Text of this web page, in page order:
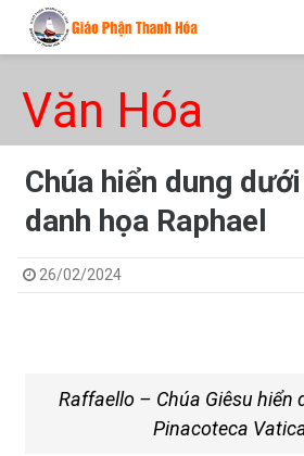
Văn Hóa
Chúa hiển dung
danh họa Raphael
26/02/2024
Raffaello – Chúa Giêsu hiển
Pinacoteca